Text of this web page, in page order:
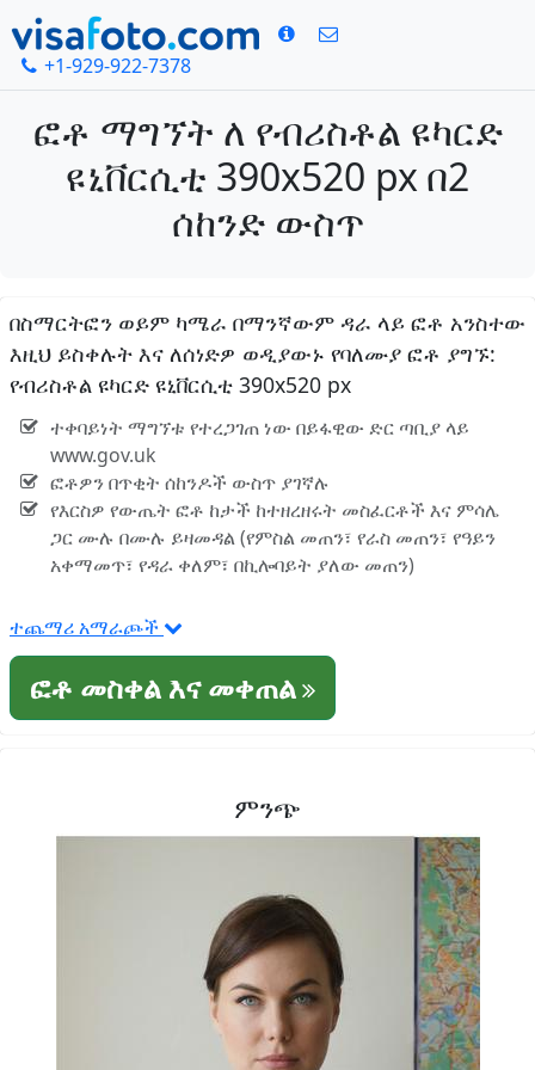
+1-929-922-7378
ፎቶ ማግኘት ለ የብሪስቶል ዩካርድ
ዩኒቨርሲቲ 390x520 px በ2
ሰከንድ ውስጥ
በስማርትፎን ወይም ካሜራ በማንኛውም ዳራ ላይ ፎቶ አንስተው
እዚህ ይስቀሉት እና ለሰነድዎ ወዲያውኑ የባለሙያ ፎቶ ያግኙ:
የብሪስቶል ዩካርድ ዩኒቨርሲቲ 390x520 px
ተቀባይነት ማግኘቱ የተረጋገጠ ነው በይፋዊው ድር ጣቢያ ላይ
www.gov.uk
ፎቶዎን በጥቂት ሰከንዶች ውስጥ ያገኛሉ
የእርስዎ የውጤት ፎቶ ከታች ከተዘረዘሩት መስፈርቶች እና ምሳሌ
ጋር ሙሉ በሙሉ ይዛመዳል (የምስል መጠን፣ የራስ መጠን፣ የዓይን
አቀማመጥ፣ የዳራ ቀለም፣ በኪሎባይት ያለው መጠን)
ተጨማሪ አማራጮች
ፎቶ መስቀል እና መቀጠል
ምንጭ